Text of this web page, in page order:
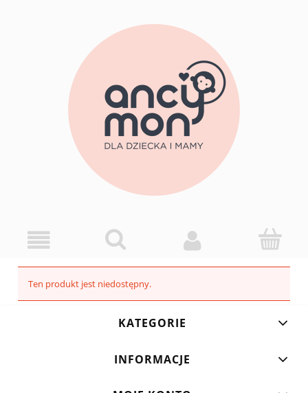
Ten produkt jest niedostępny.
KATEGORIE
INFORMACJE